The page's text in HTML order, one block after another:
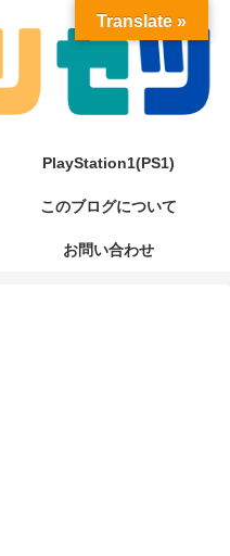
PlayStation1(PS1)
このブログについて
お問い合わせ
Translate »